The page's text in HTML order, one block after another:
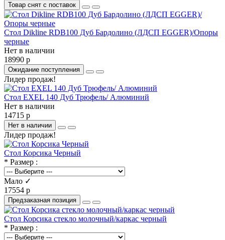
Товар снят с поставок
Стол Dikline RDB100 Дуб Бардолино (ЛДСП EGGER)/Опоры
черные
Нет в наличии
18990 р
Ожидание поступления
Лидер продаж!
Стол EXEL 140 Дуб Трюфель/ Алюминий
Нет в наличии
14715 р
Нет в наличии
Лидер продаж!
Стол Корсика Черный
* Размер :
Мало ✓
17554 р
Предзаказная позиция
Стол Корсика стекло молочный/каркас черный
* Размер :